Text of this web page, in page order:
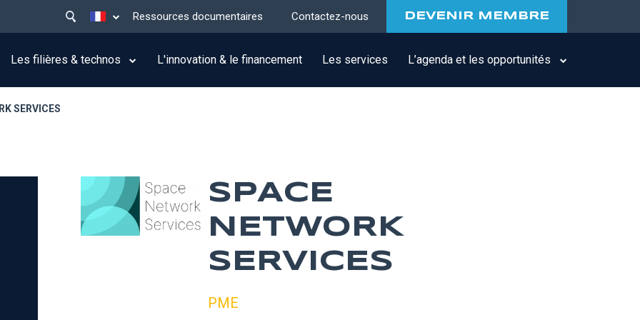
Lister les actions supplémentaires
menu
top
Ressources documentaires Contactez-nous DEVENIR MEMBRE
Les filières & technos L'innovation & le financement Les services L’agenda et les opportunités
SERVICES
SPACE
NETWORK
SERVICES
PME